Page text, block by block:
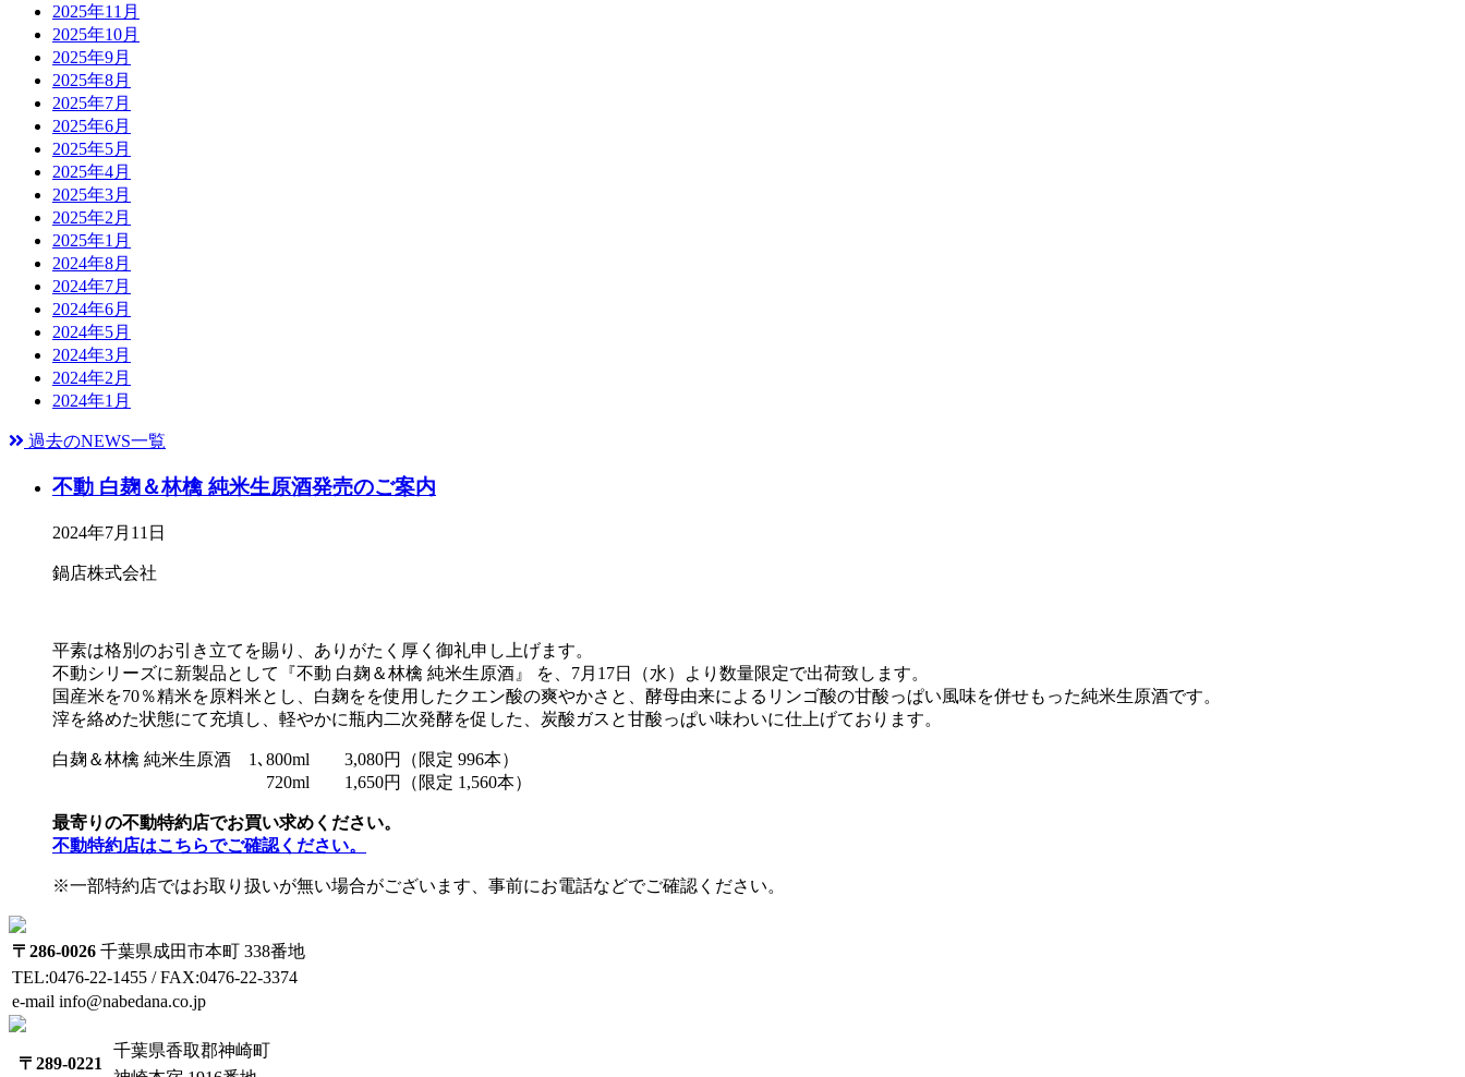
2025年11月
2025年10月
2025年9月
2025年8月
2025年7月
2025年6月
2025年5月
2025年4月
2025年3月
2025年2月
2025年1月
2024年8月
2024年7月
2024年6月
2024年5月
2024年3月
2024年2月
2024年1月
過去のNEWS一覧
不動 白麹＆林檎 純米生原酒発売のご案内
2024年7月11日
鍋店株式会社
平素は格別のお引き立てを賜り、ありがたく厚く御礼申し上げます。
不動シリーズに新製品として『不動 白麹＆林檎 純米生原酒』 を、7月17日（水）より数量限定で出荷致します。
国産米を70％精米を原料米とし、白麹をを使用したクエン酸の爽やかさと、酵母由来によるリンゴ酸の甘酸っぱい風味を併せもった純米生原酒です。
滓を絡めた状態にて充填し、軽やかに瓶内二次発酵を促した、炭酸ガスと甘酸っぱい味わいに仕上げております。
白麹＆林檎 純米生原酒 1､800ml 3,080円（限定 996本）
720ml 1,650円（限定 1,560本）
最寄りの不動特約店でお買い求めください。
不動特約店はこちらでご確認ください。
※一部特約店ではお取り扱いが無い場合がございます、事前にお電話などでご確認ください。
〒286-0026 千葉県成田市本町 338番地
TEL:0476-22-1455 / FAX:0476-22-3374
e-mail info@nabedana.co.jp
〒289-0221
千葉県香取郡神崎町